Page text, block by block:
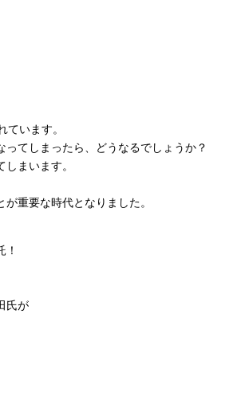
います。
てしまったら、どうなるでしょうか？
まいます。
重要な時代となりました。
氏が